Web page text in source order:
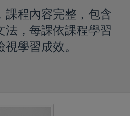
課程內容完整，包含
法，每課依課程學習
學習成效。